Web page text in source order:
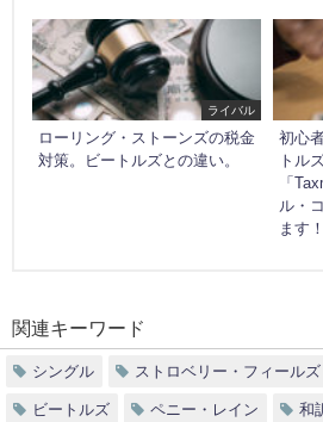
ライバル
ローリング・ストーンズの税金
対策。ビートルズとの違い。
初心
トル
「
ル・
ます！
関連キーワード
シングル ストロベリー・フィール
ビートルズ ペニー・レイン 和